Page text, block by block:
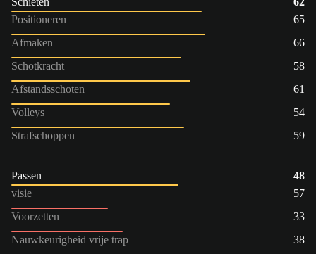
Positioneren
65
Afmaken
66
Schotkracht
58
Afstandsschoten
61
Volleys
54
Strafschoppen
59
Passen
48
visie
57
Voorzetten
33
Nauwkeurigheid vrije trap
38